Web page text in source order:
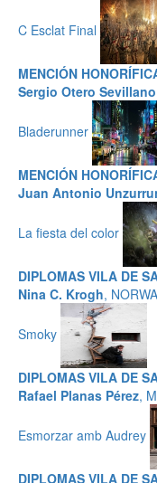
C Esclat Final
MENCIÓN
Sergio Otero Sevillano
Bladerunner
MENCIÓN
Juan Antonio
La fiesta del color
DIPLOMAS VILA DE
Nina C. Krogh,
Smoky
DIPLOMAS VILA DE
Rafael Planas Pérez,
Esmorzar amb Audrey
DIPLOMAS VILA DE